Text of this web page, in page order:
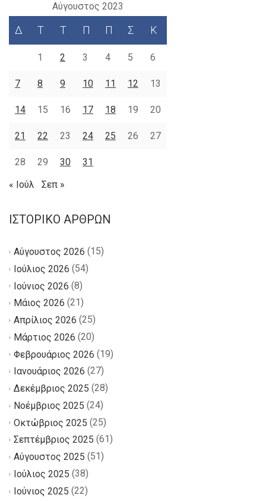
Αύγουστος 2023
Δ Τ Τ Π Π Σ Κ
1 2 3 4 5 6
7 8 9 10 11 12 13
14 15 16 17 18 19 20
21 22 23 24 25 26 27
28 29 30
31
« Ιούλ
Σεπ »
ΙΣΤΟΡΙΚΌ ΆΡΘΡΩΝ
Αύγουστος 2026 (15)
Ιούλιος 2026 (54)
Ιούνιος 2026 (8)
Μάιος 2026 (21)
Απρίλιος 2026 (25)
Μάρτιος 2026 (20)
Φεβρουάριος 2026 (19)
Ιανουάριος 2026 (27)
Δεκέμβριος 2025 (28)
Νοέμβριος 2025 (24)
Οκτώβριος 2025 (25)
Σεπτέμβριος 2025 (61)
Αύγουστος 2025 (51)
Ιούλιος 2025 (38)
Ιούνιος 2025 (22)